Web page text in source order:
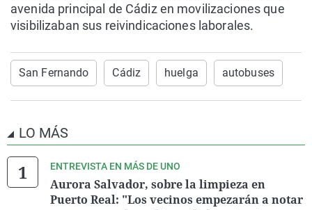
avenida principal de Cádiz en movilizaciones que
visibilizaban sus reivindicaciones laborales.
San Fernando Cádiz huelga autobuses
LO MÁS
ENTREVISTA EN MÁS DE UNO
Aurora Salvador, sobre la limpieza en
Puerto Real: "Los vecinos empezarán a notar